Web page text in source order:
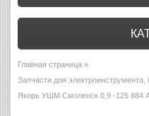
Главная страница »
Запчасти для
Якорь УШМ Смоленск 0,9 -125 884